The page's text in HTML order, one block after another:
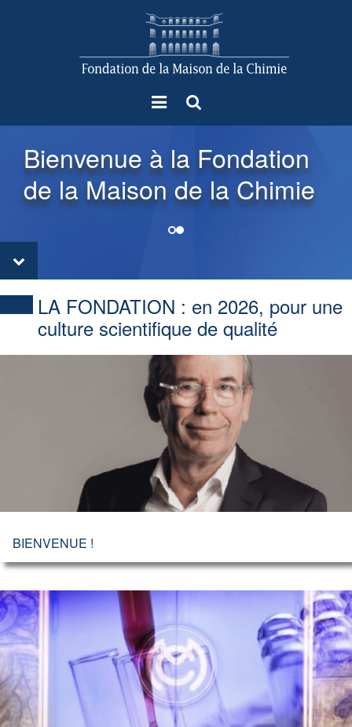
MenuRechercher
Bienvenue à la Fondation
de la Maison de la Chimie
LA FONDATION : en 2026, pour une
culture scientifique de qualité
BIENVENUE !